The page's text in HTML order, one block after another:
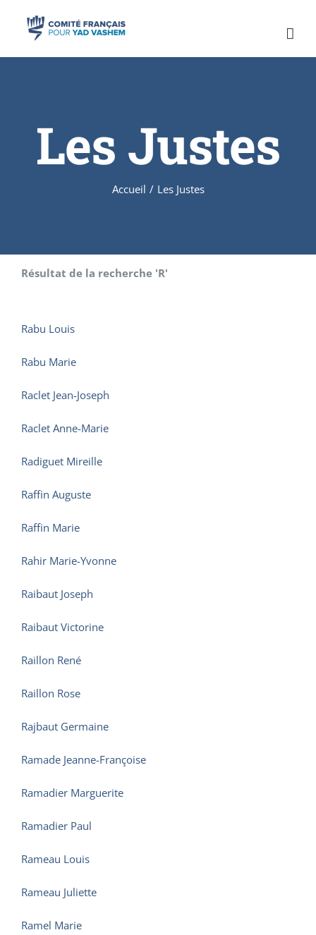
content
Les Justes
Accueil / Les Justes
Résultat de la recherche 'R'
Rabu Louis
Rabu Marie
Raclet Jean-Joseph
Raclet Anne-Marie
Radiguet Mireille
Raffin Auguste
Raffin Marie
Rahir Marie-Yvonne
Raibaut Joseph
Raibaut Victorine
Raillon René
Raillon Rose
Rajbaut Germaine
Ramade Jeanne-Françoise
Ramadier Marguerite
Ramadier Paul
Rameau Louis
Rameau Juliette
Ramel Marie